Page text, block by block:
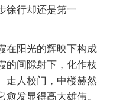
徐行却还是第一
在阳光的辉映下构成
的间隙射下，化作枝
走人校门，中楼赫然
发显得高大雄伟。